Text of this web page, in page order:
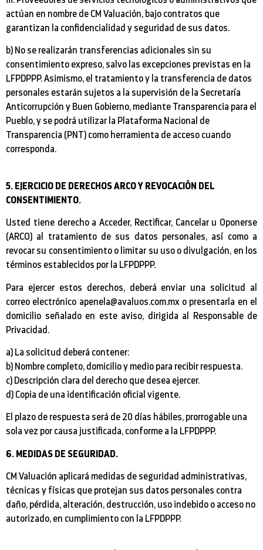
actúan en nombre de CM Valuación, bajo contratos que
garantizan la confidencialidad y seguridad de sus datos.
b) No se realizarán transferencias adicionales sin su
consentimiento expreso, salvo las excepciones previstas en la
LFPDPPP. Asimismo, el tratamiento y la transferencia de datos
personales estarán sujetos a la supervisión de la Secretaría
Anticorrupción y Buen Gobierno, mediante Transparencia para el
Pueblo, y se podrá utilizar la Plataforma Nacional de
Transparencia (PNT) como herramienta de acceso cuando
corresponda.
5. EJERCICIO DE DERECHOS ARCO Y REVOCACIÓN DEL
CONSENTIMIENTO.
Usted tiene derecho a Acceder, Rectificar, Cancelar u Oponerse
(ARCO) al tratamiento de sus datos personales, así como a
revocar su consentimiento o limitar su uso o divulgación, en los
términos establecidos por la LFPDPPP.
Para ejercer estos derechos, deberá enviar una solicitud al
correo electrónico apenela@avaluos.com.mx o presentarla en el
domicilio señalado en este aviso, dirigida al Responsable de
Privacidad.
a) La solicitud deberá contener:
b) Nombre completo, domicilio y medio para recibir respuesta.
c) Descripción clara del derecho que desea ejercer.
d) Copia de una identificación oficial vigente.
El plazo de respuesta será de 20 días hábiles, prorrogable una
sola vez por causa justificada, conforme a la LFPDPPP.
6. MEDIDAS DE SEGURIDAD.
CM Valuación aplicará medidas de seguridad administrativas,
técnicas y físicas que protejan sus datos personales contra
daño, pérdida, alteración, destrucción, uso indebido o acceso no
autorizado, en cumplimiento con la LFPDPPP.